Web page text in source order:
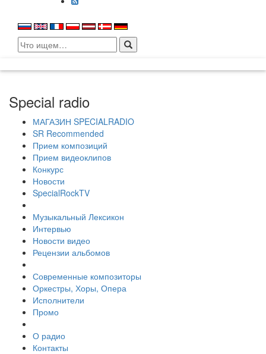
Search
for:
Special radio
МАГАЗИН SPECIALRADIO
SR Recommended
Прием композиций
Прием видеоклипов
Конкурс
Новости
SpecialRockTV
Музыкальный Лексикон
Интервью
Новости видео
Рецензии альбомов
Современные композиторы
Оркестры, Хоры, Опера
Исполнители
Промо
О радио
Контакты